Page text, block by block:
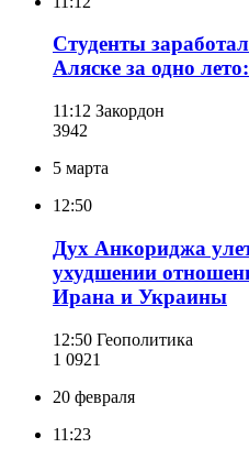
Студенты
Аляске за одно
11:12 Закордон
3942
5 марта
12:50
Дух Анкориджа
ухудшении
Ирана и Украины
12:50 Геополитика
1 0921
20 февраля
11:23